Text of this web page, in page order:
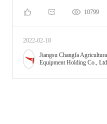
10799
2022-02-18
Jiangsu Changfa
Equipment Holding Co., Ltd